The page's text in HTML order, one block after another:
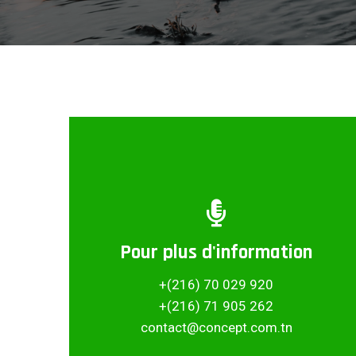
Pour plus d'information
+(216) 70 029 920
+(216) 71 905 262
contact@concept.com.tn
Partager ce projet